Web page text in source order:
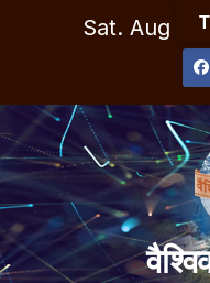
Sat. Aug